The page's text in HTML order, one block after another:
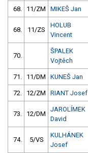
68. 11/ZM MIKEŠ Jan
68. 11/ZS
HOLUB
Vincent
70.
ŠPALEK
Vojtěch
71. 11/DM KUNEŠ Jan
72. 12/ZM RIANT Josef
73. 12/DM
JAROLÍMEK
David
74. 5/VS
KULHÁNEK
Josef